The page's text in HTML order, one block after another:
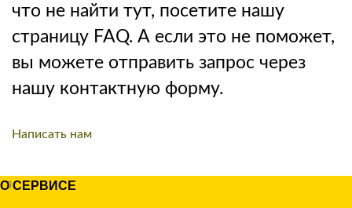
что не найти тут, посетите нашу
страницу FAQ. А если это не поможет,
вы можете отправить запрос через
нашу контактную форму.
Написать нам
О СЕРВИСЕ